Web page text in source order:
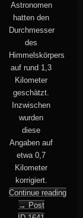
Astronomen
hatten den
Durchmesser
des
Himmelskörpers
auf rund 1,3
Kilometer
geschätzt.
Inzwischen
wurden
diese
Angaben auf
etwa 0,7
Kilometer
korrigiert.
Continue reading
→ Post